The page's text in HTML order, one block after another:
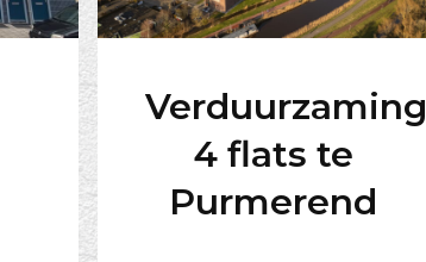
Verduurzaming
4 flats te
Purmerend